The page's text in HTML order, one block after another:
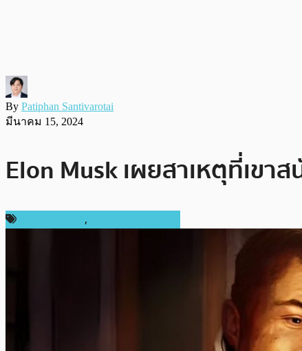
By Patiphan Santivarotai
มีนาคม 15, 2024
Elon Musk เผยสาเหตุที่เขา
,